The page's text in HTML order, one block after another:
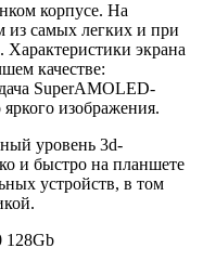
корпусе. На
из самых легких и при
экрана
качестве:
SuperAMOLED-
изображения.
уровень 3d-
и быстро на планшете
устройств, в том
128Gb